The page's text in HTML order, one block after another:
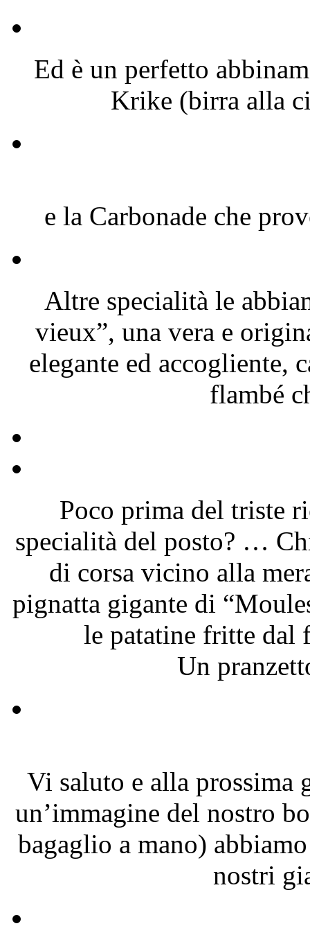
Ed è un perfetto
Krike (birra alla
e la Carbonade che
Altre specialità le
vieux”, una vera e
elegante ed accogliente,
flambé
Poco prima del triste
specialità del posto? …
di corsa vicino alla
pignatta gigante di
le patatine fritte dal
Un
Vi saluto e alla prossima
un’immagine del nostro
bagaglio a mano)
nostri